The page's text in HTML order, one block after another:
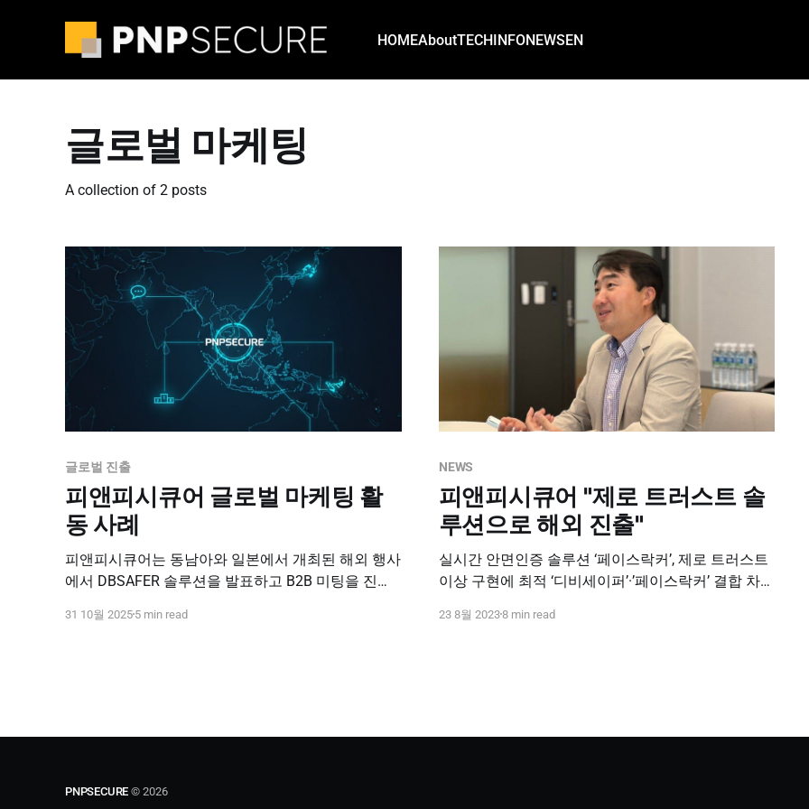
HOMEAboutTECHINFONEWSEN
글로벌 마케팅
A collection of 2 posts
글로벌 진출
피앤피시큐어 글로벌 마케팅 활
동 사례
피앤피시큐어는 동남아와 일본에서 개최된 해외 행사
에서 DBSAFER 솔루션을 발표하고 B2B 미팅을 진행
31 10월 2025 5 min read
NEWS
피앤피시큐어 "제로 트러스트 솔
루션으로 해외 진출"
실시간 안면인증 솔루션 ‘페이스락커’, 제로 트러스트
이상 구현에 최적 ‘디비세이퍼’·’페이스락커’ 결합 차세
SaaS 서비스로 해외 진출 시동 데이터넷, 2023.08.22
23 8월 20238 min read
PNPSECURE © 2026